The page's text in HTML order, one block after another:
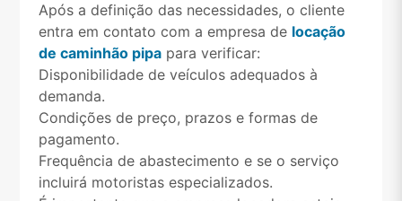
Após a definição das necessidades, o cliente
entra em contato com a empresa de locação
de caminhão pipapara verificar:
Disponibilidade de veículos adequados à
demanda.
Condições de preço, prazos e formas de
pagamento.
Frequência de abastecimento e se o serviço
incluirá motoristas especializados.